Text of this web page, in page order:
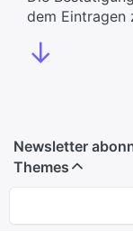
dem Eintragen
↓
Newsletter
Themes